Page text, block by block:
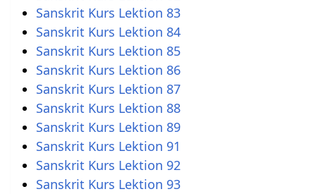
Sanskrit Kurs Lektion 83
Sanskrit Kurs Lektion 84
Sanskrit Kurs Lektion 85
Sanskrit Kurs Lektion 86
Sanskrit Kurs Lektion 87
Sanskrit Kurs Lektion 88
Sanskrit Kurs Lektion 89
Sanskrit Kurs Lektion 91
Sanskrit Kurs Lektion 92
Sanskrit Kurs Lektion 93